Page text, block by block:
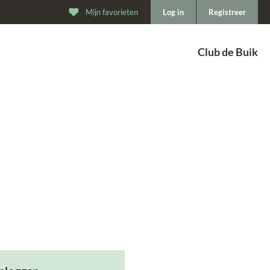
Registreer
Log in
Mijn favorieten
Club de Buik